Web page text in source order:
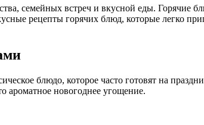
семейных встреч и вкусной еды. Горячие
рецепты горячих блюд, которые легко
блюдо, которое часто готовят на
ароматное новогоднее угощение.